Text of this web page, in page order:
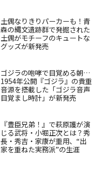
土偶なりきりパーカーも！青
森の縄文遺跡群で発掘された
土偶がモチーフのキュートな
グッズが新発売
ゴジラの咆哮で目覚める朝…
1954年公開『ゴジラ』の貴重
音源を搭載した「ゴジラ音声
目覚まし時計」が新発売
『豊臣兄弟！』で萩原護が演
じる武将・小堀正次とは？秀
長・秀吉・家康が重用、“出
家を重ねた実務派”の生涯